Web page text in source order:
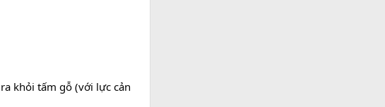
khỏi tấm gỗ (với lực cản